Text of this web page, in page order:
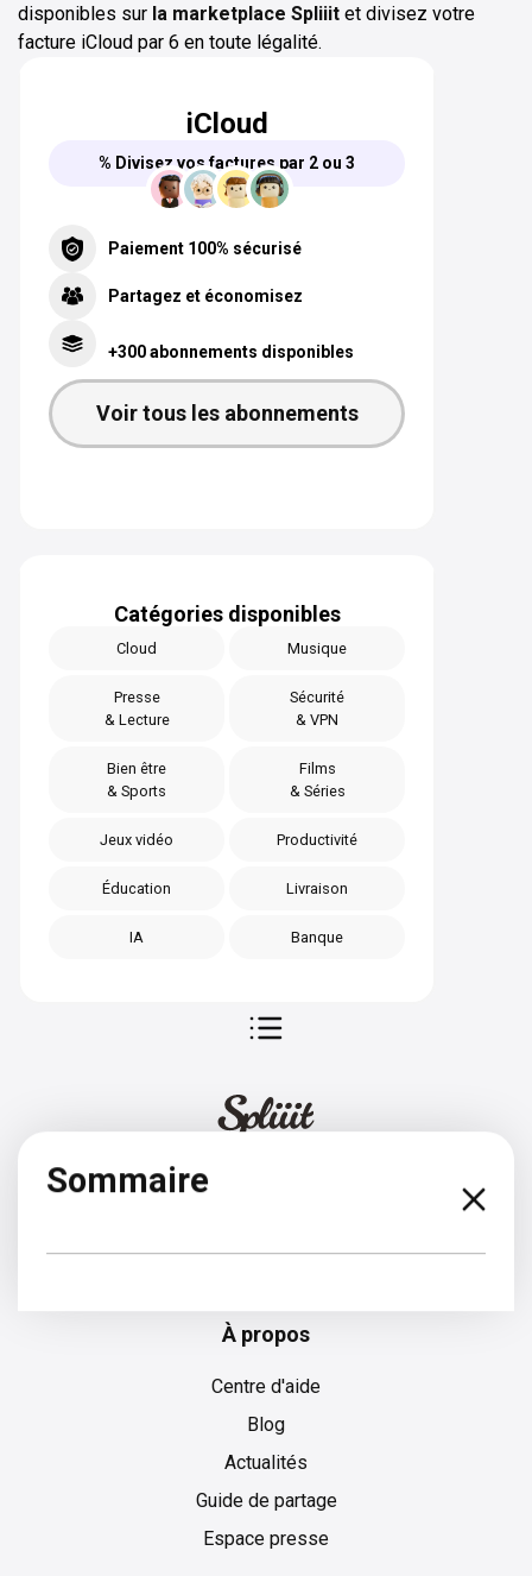
disponibles sur la marketplace Spliiit et divisez votre
facture iCloud par 6 en toute légalité.
iCloud
% Divisez vos factures par 2 ou 3
Paiement 100% sécurisé
Partagez et économisez
+300 abonnements disponibles
Voir tous les abonnements
Catégories disponibles
Cloud Musique
Presse
& Lecture
Sécurité
& VPN
Bien être
& Sports
Films
& Séries
Jeux vidéo Productivité
Éducation Livraison
IA Banque
Sommaire
À propos
Centre d'aide
Blog
Actualités
Guide de partage
Espace presse